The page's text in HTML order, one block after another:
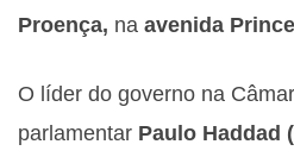
Proença, na avenida
O líder do governo na
parlamentar Paulo Haddad